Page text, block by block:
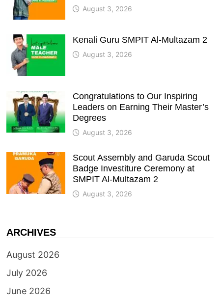
August 3, 2026
Kenali Guru SMPIT Al-Multazam 2
August 3, 2026
Congratulations to Our Inspiring
Leaders on Earning Their Master’s
Degrees
August 3, 2026
Scout Assembly and Garuda Scout
Badge Investiture Ceremony at
SMPIT Al-Multazam 2
August 3, 2026
ARCHIVES
August 2026
July 2026
June 2026